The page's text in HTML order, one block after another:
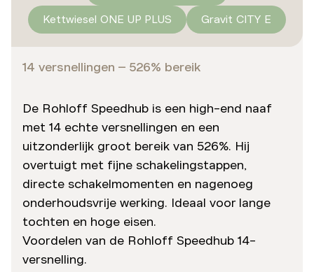
Kettwiesel ONE UP PLUS
Gravit CITY E
14 versnellingen – 526% bereik
De Rohloff Speedhub is een high-end naaf
met 14 echte versnellingen en een
uitzonderlijk groot bereik van 526%. Hij
overtuigt met fijne schakelingstappen,
directe schakelmomenten en nagenoeg
onderhoudsvrije werking. Ideaal voor lange
tochten en hoge eisen.
Voordelen van de Rohloff Speedhub 14-
versnelling.